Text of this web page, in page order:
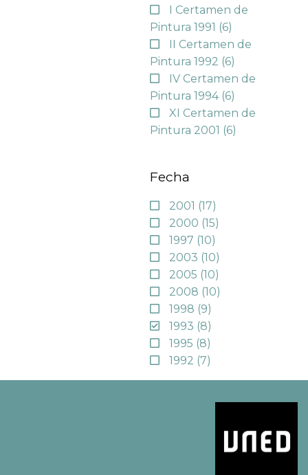
I Certamen de
Pintura 1991 (6)
II Certamen de
Pintura 1992 (6)
IV Certamen de
Pintura 1994 (6)
XI Certamen de
Pintura 2001 (6)
Fecha
2001 (17)
2000 (15)
1997 (10)
2003 (10)
2005 (10)
2008 (10)
1998 (9)
1993 (8)
1995 (8)
1992 (7)